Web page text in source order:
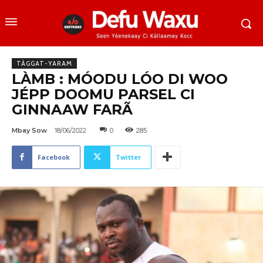
TÀGGAT-YARAM
LÀMB : MÓODU LÓO DI WOO
JÉPP DOOMU PARSEL CI
GINNAAW FARÃ
Mbay Sow 18/06/2022 0 285
Facebook Twitter